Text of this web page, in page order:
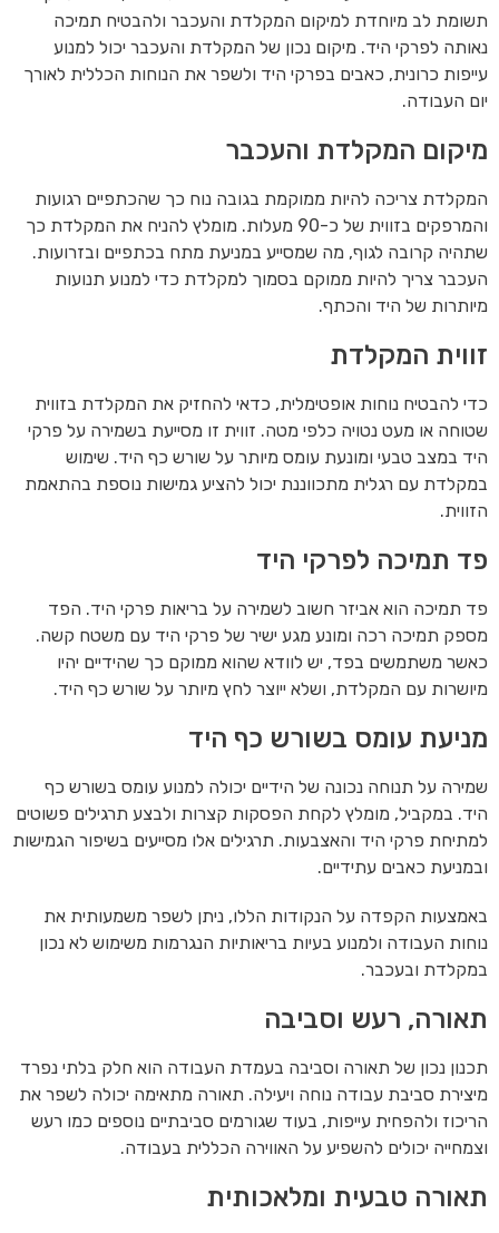
תשומת לב מיוחדת למיקום המקלדת והעכבר ולהבטיח תמיכה
נאותה לפרקי היד. מיקום נכון של המקלדת והעכבר יכול למנוע
עייפות כרונית, כאבים בפרקי היד ולשפר את הנוחות הכללית לאורך
יום העבודה.
מיקום המקלדת והעכבר
המקלדת צריכה להיות ממוקמת בגובה נוח כך שהכתפיים רגועות
והמרפקים בזווית של כ-90 מעלות. מומלץ להניח את המקלדת כך
שתהיה קרובה לגוף, מה שמסייע במניעת מתח בכתפיים ובזרועות.
העכבר צריך להיות ממוקם בסמוך למקלדת כדי למנוע תנועות
מיותרות של היד והכתף.
זווית המקלדת
כדי להבטיח נוחות אופטימלית, כדאי להחזיק את המקלדת בזווית
שטוחה או מעט נטויה כלפי מטה. זווית זו מסייעת בשמירה על פרקי
היד במצב טבעי ומונעת עומס מיותר על שורש כף היד. שימוש
במקלדת עם רגלית מתכווננת יכול להציע גמישות נוספת בהתאמת
הזווית.
פד תמיכה לפרקי היד
פד תמיכה הוא אביזר חשוב לשמירה על בריאות פרקי היד. הפד
מספק תמיכה רכה ומונע מגע ישיר של פרקי היד עם משטח קשה.
כאשר משתמשים בפד, יש לוודא שהוא ממוקם כך שהידיים יהיו
מיושרות עם המקלדת, ושלא ייוצר לחץ מיותר על שורש כף היד.
מניעת עומס בשורש כף היד
שמירה על תנוחה נכונה של הידיים יכולה למנוע עומס בשורש כף
היד. במקביל, מומלץ לקחת הפסקות קצרות ולבצע תרגילים פשוטים
למתיחת פרקי היד והאצבעות. תרגילים אלו מסייעים בשיפור הגמישות
ובמניעת כאבים עתידיים.
באמצעות הקפדה על הנקודות הללו, ניתן לשפר משמעותית את
נוחות העבודה ולמנוע בעיות בריאותיות הנגרמות משימוש לא נכון
במקלדת ובעכבר.
תאורה, רעש וסביבה
תכנון נכון של תאורה וסביבה בעמדת העבודה הוא חלק בלתי נפרד
מיצירת סביבת עבודה נוחה ויעילה. תאורה מתאימה יכולה לשפר את
הריכוז ולהפחית עייפות, בעוד שגורמים סביבתיים נוספים כמו רעש
וצמחייה יכולים להשפיע על האווירה הכללית בעבודה.
תאורה טבעית ומלאכותית